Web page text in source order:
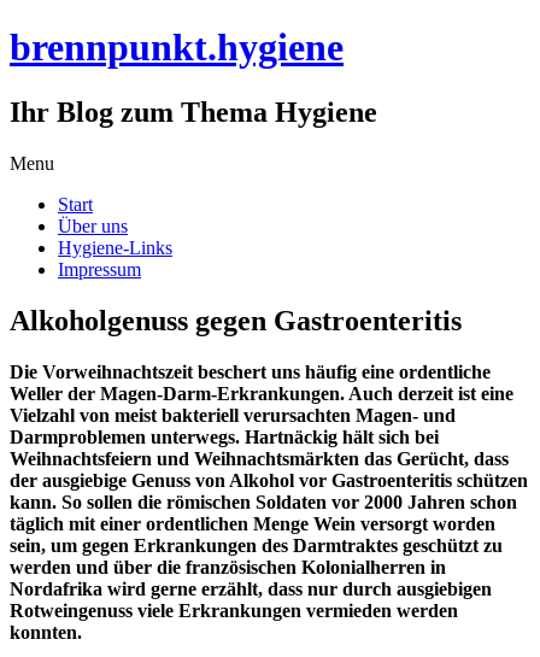
brennpunkt.hygiene
Ihr Blog zum Thema Hygiene
Menu
content
Start
Über uns
Hygiene-Links
Impressum
Alkoholgenuss gegen Gastroenteritis
Die Vorweihnachtszeit beschert uns häufig eine ordentliche
Weller der Magen-Darm-Erkrankungen. Auch derzeit ist eine
Vielzahl von meist bakteriell verursachten Magen- und
Darmproblemen unterwegs. Hartnäckig hält sich bei
Weihnachtsfeiern und Weihnachtsmärkten das Gerücht, dass
der ausgiebige Genuss von Alkohol vor Gastroenteritis schützen
kann. So sollen die römischen Soldaten vor 2000 Jahren schon
täglich mit einer ordentlichen Menge Wein versorgt worden
sein, um gegen Erkrankungen des Darmtraktes geschützt zu
werden und über die französischen Kolonialherren in
Nordafrika wird gerne erzählt, dass nur durch ausgiebigen
Rotweingenuss viele Erkrankungen vermieden werden
konnten.